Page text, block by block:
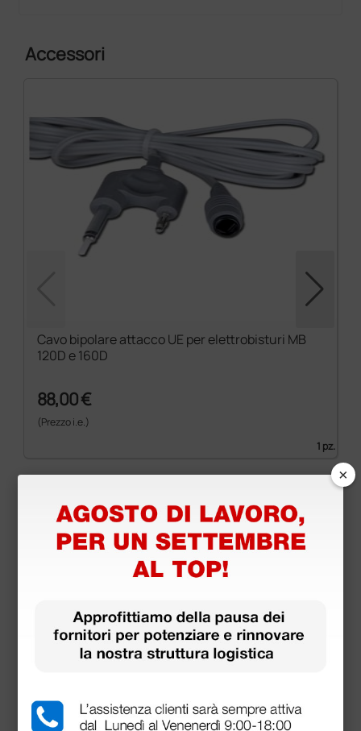
Accessori
Cavo bipolare attacco UE per elettrobisturi MB
120D e 160D
88,00 €
(Prezzo i.e.)
1 pz.
Prodotti simili e correlati ×